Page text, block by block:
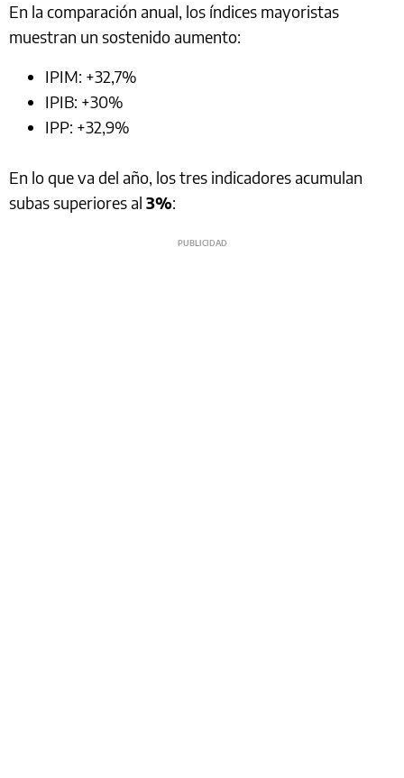
En la comparación anual, los índices mayoristas
muestran un sostenido aumento:
IPIM: +32,7%
IPIB: +30%
IPP: +32,9%
En lo que va del año, los tres indicadores acumulan
subas superiores al 3%: